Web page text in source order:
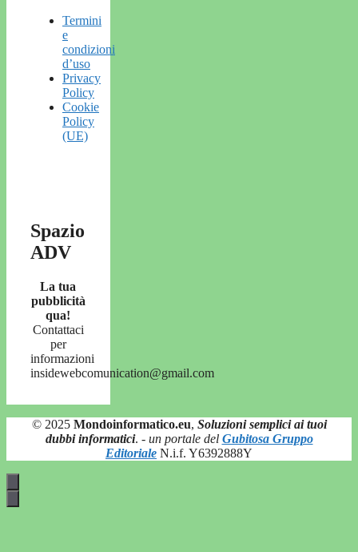
Termini
e
condizioni
d’uso
Privacy
Policy
Cookie
Policy
(UE)
Spazio
ADV
La tua
pubblicità
qua!
Contattaci
per
informazioni
insidewebcomunication@gmail.com
© 2025 Mondoinformatico.eu, Soluzioni semplici ai tuoi
dubbi informatici. - un portale del Gubitosa Gruppo
Editoriale N.i.f. Y6392888Y